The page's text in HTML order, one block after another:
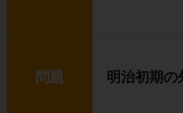
問題 明治初期